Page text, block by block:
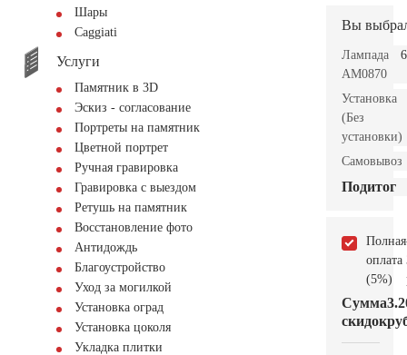
Шары
Сaggiati
Услуги
Памятник в 3D
Эскиз - согласование
Портреты на памятник
Цветной портрет
Ручная гравировка
Гравировка с выездом
Ретушь на памятник
Восстановление фото
Антидождь
Благоустройство
Уход за могилкой
Установка оград
Установка цоколя
Укладка плитки
Вы
Лампада
AM0870
Установка
(Без
установки)
Самовывоз
Подитог
Полная
оплата
(5%)
Сумма
скидок